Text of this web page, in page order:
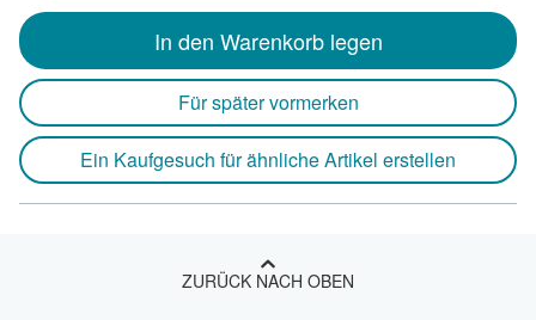
In den Warenkorb legen
Für später vormerken
Ein Kaufgesuch für ähnliche Artikel erstellen
ZURÜCK NACH OBEN